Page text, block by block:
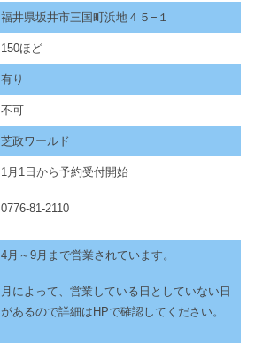
福井県坂井市三国町浜地４５−１
150ほど
有り
不可
芝政ワールド
1月1日から予約受付開始
0776-81-2110
4月～9月まで営業されています。
月によって、営業している日としていない日
があるので詳細はHPで確認してください。